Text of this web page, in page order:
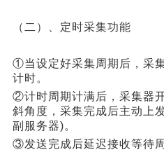
（二）、定时采集功能
①当设定好采集周期后，采
计时。
②计时周期计满后，采集器
斜角度，采集完成后主动上
副服务器)。
③发送完成后延迟接收等待